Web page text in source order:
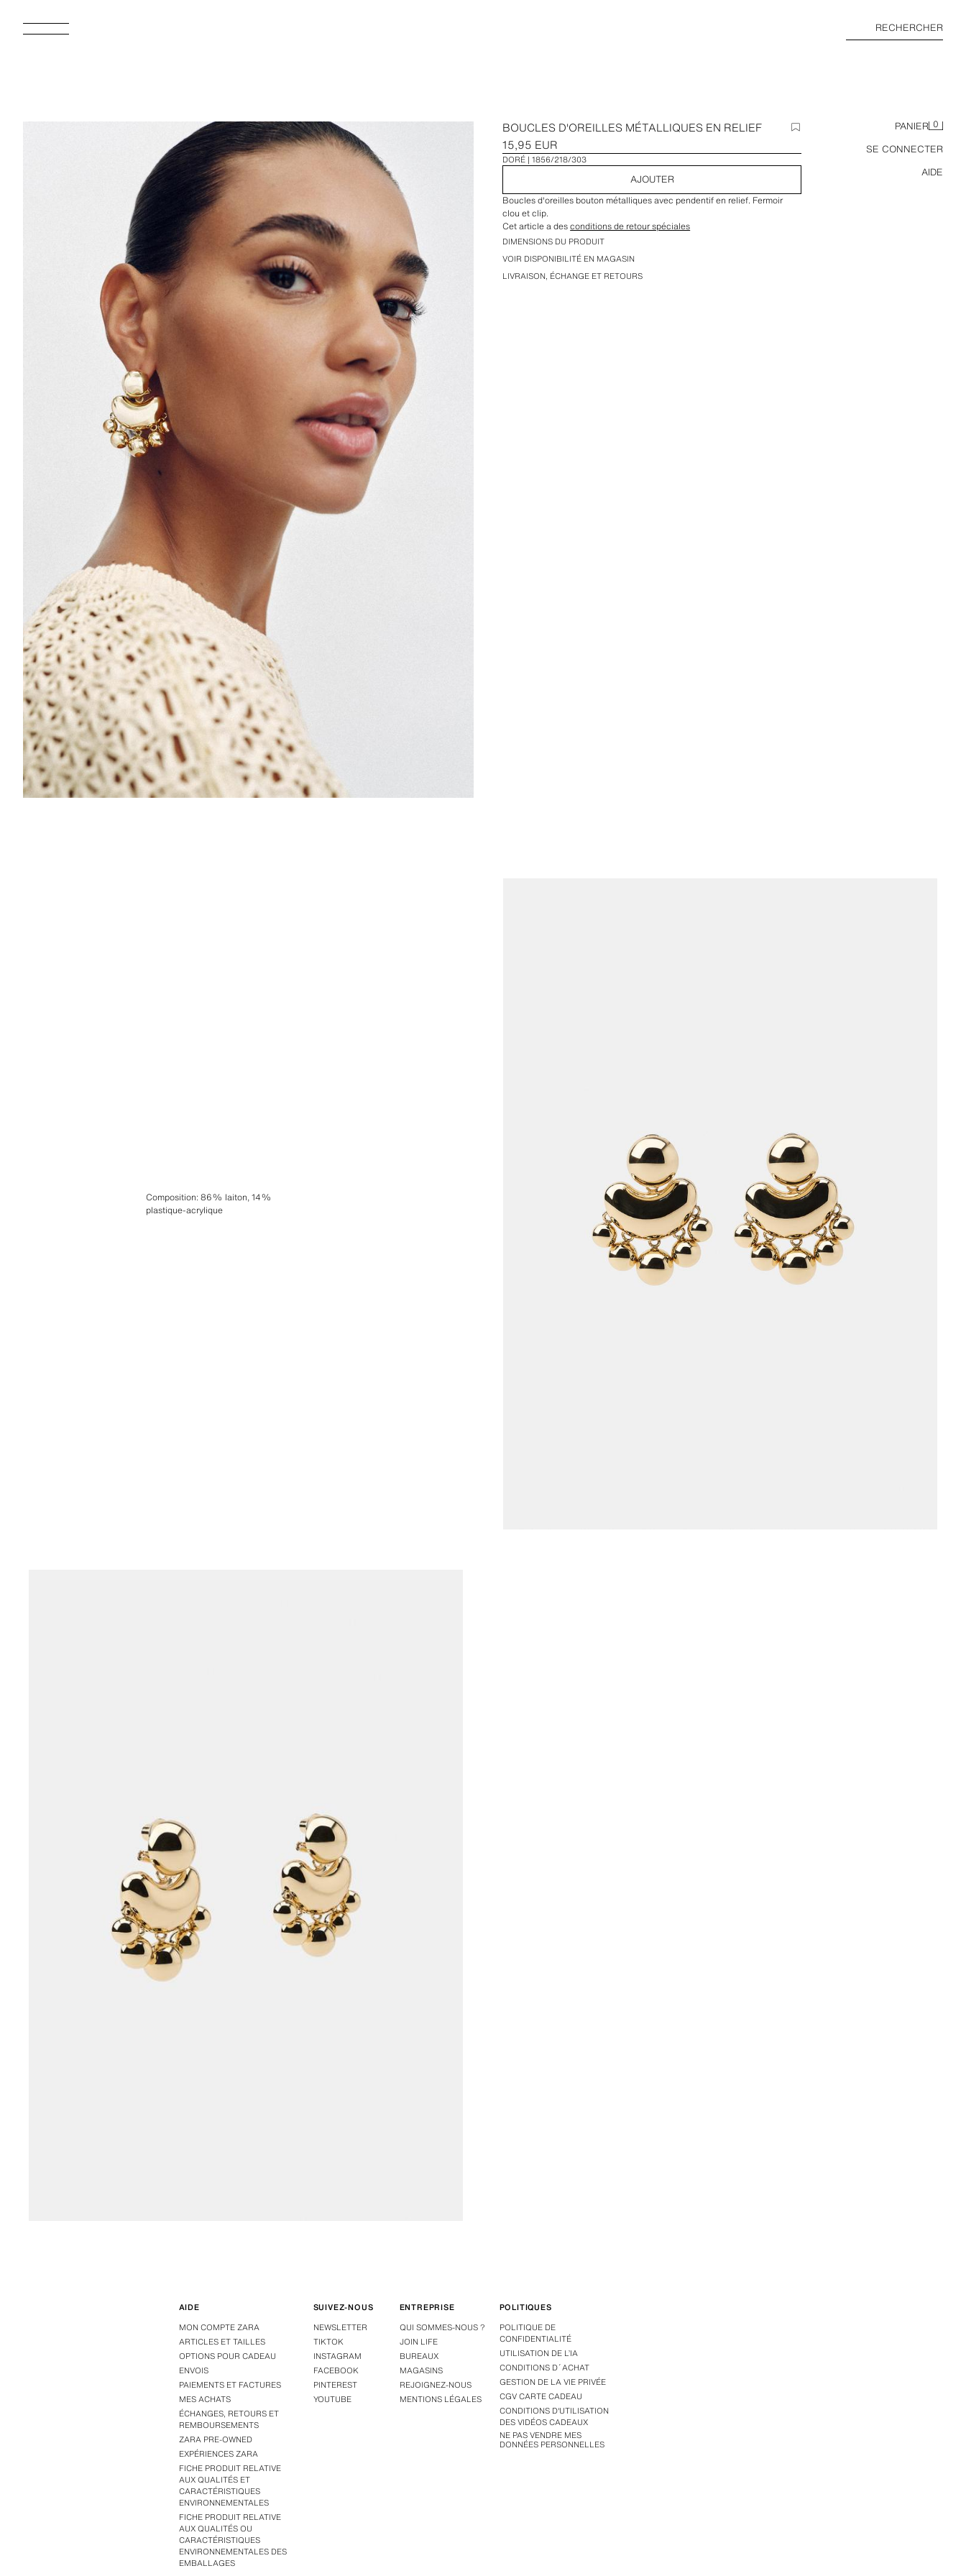
RECHERCHER
PANIER 0
SE CONNECTER
AIDE
BOUCLES D'OREILLES MÉTALLIQUES EN RELIEF
15,95 EUR
DORÉ 1856/218/303
AJOUTER
Boucles d'oreilles bouton métalliques avec pendentif en relief. Fermoir
clou et clip.
Cet article a desconditions de retour spéciales
DIMENSIONS DU PRODUIT
VOIR DISPONIBILITÉ EN MAGASIN
LIVRAISON, ÉCHANGE ET RETOURS
Composition:86% laiton, 14%
plastique-acrylique
AIDE
MON COMPTE ZARA
ARTICLES ET TAILLES
OPTIONS POUR CADEAU
ENVOIS
PAIEMENTS ET FACTURES
MES ACHATS
ÉCHANGES, RETOURS ET
REMBOURSEMENTS
ZARA PRE-OWNED
EXPÉRIENCES ZARA
FICHE PRODUIT RELATIVE
AUX QUALITÉS ET
CARACTÉRISTIQUES
ENVIRONNEMENTALES
FICHE PRODUIT RELATIVE
AUX QUALITÉS OU
CARACTÉRISTIQUES
ENVIRONNEMENTALES DES
EMBALLAGES
SUIVEZ-NOUS
NEWSLETTER
TIKTOK
INSTAGRAM
FACEBOOK
PINTEREST
YOUTUBE
ENTREPRISE
QUI SOMMES-NOUS ?
JOIN LIFE
BUREAUX
MAGASINS
REJOIGNEZ-NOUS
MENTIONS LÉGALES
POLITIQUES
POLITIQUE DE
CONFIDENTIALITÉ
UTILISATION DE L’IA
CONDITIONS D´ACHAT
GESTION DE LA VIE PRIVÉE
CGV CARTE CADEAU
CONDITIONS D'UTILISATION
DES VIDÉOS CADEAUX
NE PAS VENDRE MES
DONNÉES PERSONNELLES